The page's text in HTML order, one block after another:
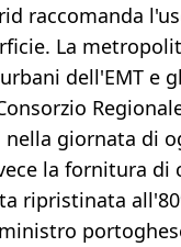
raccomanda
La
dell'EMT e
giornata di
la fornitura di
ripristinata